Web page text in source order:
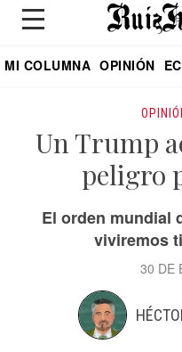
MI COLUMNA OPINIÓN
Un Trump
peligro
El orden mundial
viviremos
30 DE